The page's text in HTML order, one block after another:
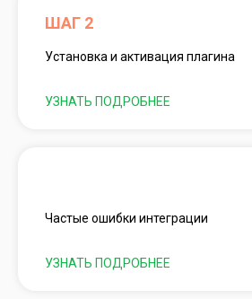
ШАГ 2
Установка и активация плагина
УЗНАТЬ ПОДРОБНЕЕ
Частые ошибки интеграции
УЗНАТЬ ПОДРОБНЕЕ